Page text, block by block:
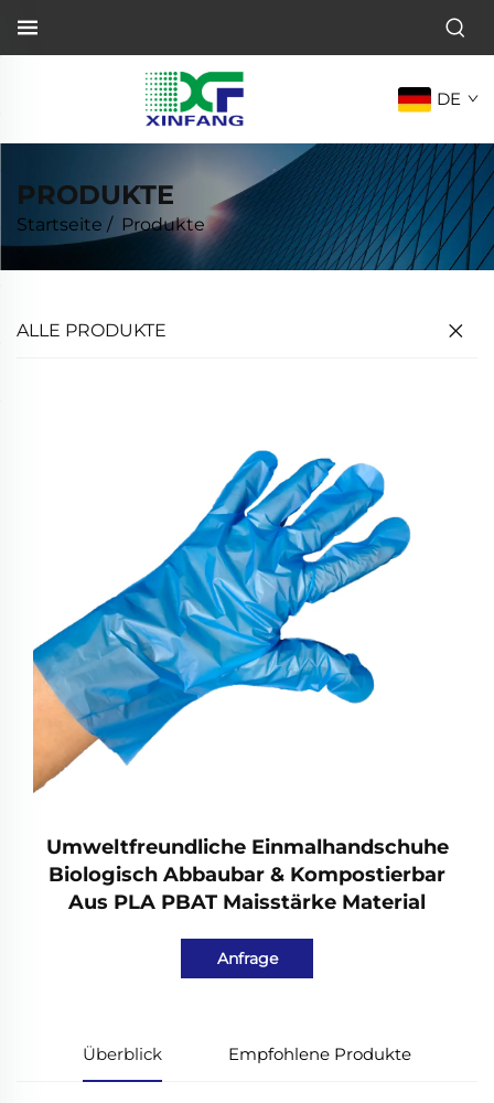
DE
PRODUKTE
Startseite / Produkte
ALLE PRODUKTE
Umweltfreundliche Einmalhandschuhe
Biologisch Abbaubar & Kompostierbar
Aus PLA PBAT Maisstärke Material
Anfrage
Überblick Empfohlene Produkte